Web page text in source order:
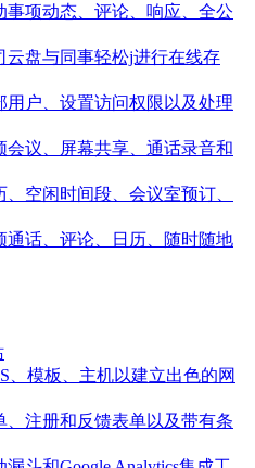
事项动态、评论、响应、全公
云盘与同事轻松j进行在线存
用户、设置访问权限以及处理
会议、屏幕共享、通话录音和
空闲时间段、会议室预订、
通话、评论、日历、随时随地
、模板、主机以建立出色的网
、注册和反馈表单以及带有条